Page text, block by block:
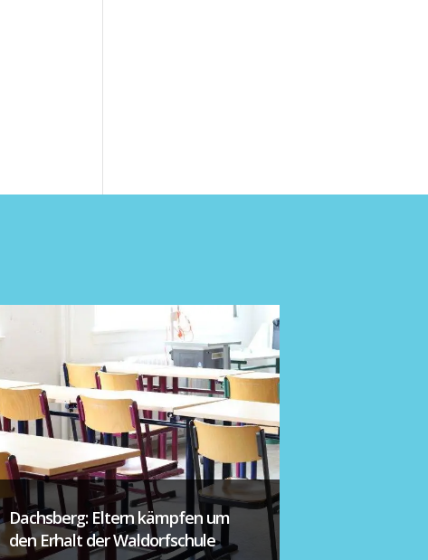
Dachsberg: Eltern kämpfen um
den Erhalt der Waldorfschule